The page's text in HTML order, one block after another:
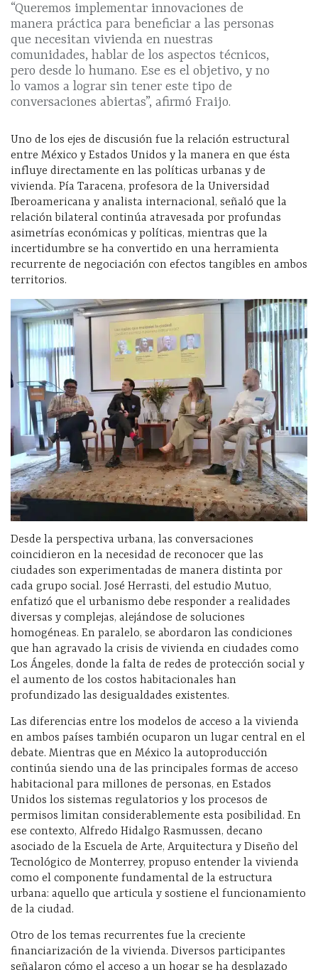
“Queremos implementar innovaciones de
manera práctica para beneficiar a las personas
que necesitan vivienda en nuestras
comunidades, hablar de los aspectos técnicos,
pero desde lo humano. Ese es el objetivo, y no
lo vamos a lograr sin tener este tipo de
conversaciones abiertas”, afirmó Fraijo.
Uno de los ejes de discusión fue la relación estructural
entre México y Estados Unidos y la manera en que ésta
influye directamente en las políticas urbanas y de
vivienda. Pía Taracena, profesora de la Universidad
Iberoamericana y analista internacional, señaló que la
relación bilateral continúa atravesada por profundas
asimetrías económicas y políticas, mientras que la
incertidumbre se ha convertido en una herramienta
recurrente de negociación con efectos tangibles en ambos
territorios.
Desde la perspectiva urbana, las conversaciones
coincidieron en la necesidad de reconocer que las
ciudades son experimentadas de manera distinta por
cada grupo social. José Herrasti, del estudio Mutuo,
enfatizó que el urbanismo debe responder a realidades
diversas y complejas, alejándose de soluciones
homogéneas. En paralelo, se abordaron las condiciones
que han agravado la crisis de vivienda en ciudades como
Los Ángeles, donde la falta de redes de protección social y
el aumento de los costos habitacionales han
profundizado las desigualdades existentes.
Las diferencias entre los modelos de acceso a la vivienda
en ambos países también ocuparon un lugar central en el
debate. Mientras que en México la autoproducción
continúa siendo una de las principales formas de acceso
habitacional para millones de personas, en Estados
Unidos los sistemas regulatorios y los procesos de
permisos limitan considerablemente esta posibilidad. En
ese contexto, Alfredo Hidalgo Rasmussen, decano
asociado de la Escuela de Arte, Arquitectura y Diseño del
Tecnológico de Monterrey, propuso entender la vivienda
como el componente fundamental de la estructura
urbana: aquello que articula y sostiene el funcionamiento
de la ciudad.
Otro de los temas recurrentes fue la creciente
financiarización de la vivienda. Diversos participantes
señalaron cómo el acceso a un hogar se ha desplazado